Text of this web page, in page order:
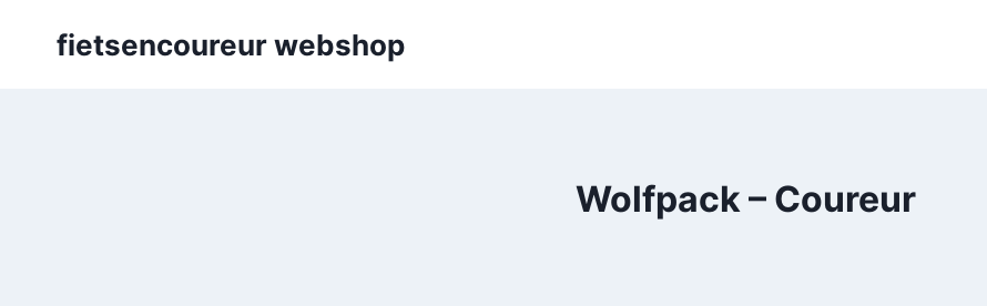
fietsencoureur webshop
Wolfpack – Coureur